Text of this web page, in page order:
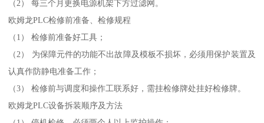
（2） 每三个月更换电源机架下方过滤网。
欧姆龙PLC检修前准备、检修规程
（1） 检修前准备好工具；
（2） 为保障元件的功能不出故障及模板不损坏，必须用保护装置及
认真作防静电准备工作；
（3） 检修前与调度和操作工联系好，需挂检修牌处挂好检修牌。
欧姆龙PLC设备拆装顺序及方法